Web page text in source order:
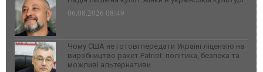
06.08.2026 08:49
Чому США не готові передати Україні ліцензію на
виробництво ракет Patriot: політика, безпека та
можливі альтернативи